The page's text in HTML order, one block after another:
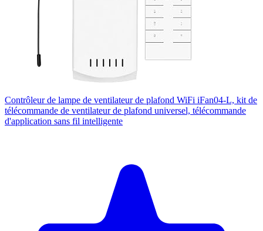
Contrôleur de lampe de ventilateur de plafond WiFi iFan04-L, kit de
télécommande de ventilateur de plafond universel, télécommande
d'application sans fil intelligente